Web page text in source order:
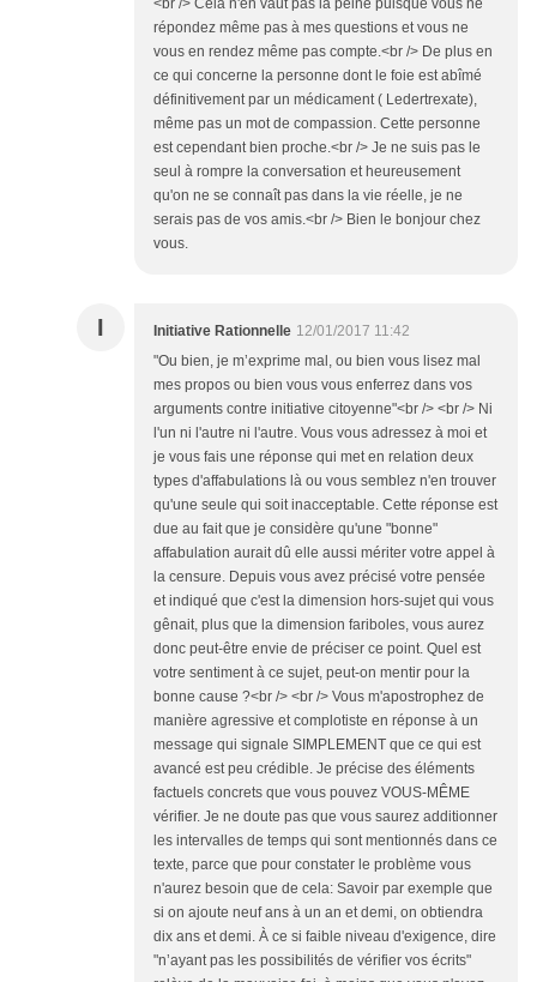
répondez même pas à mes questions et vous ne
vous en rendez même pas compte.<br /> De plus en
ce qui concerne la personne dont le foie est abîmé
définitivement par un médicament ( Ledertrexate),
même pas un mot de compassion. Cette personne
est cependant bien proche.<br /> Je ne suis pas le
seul à rompre la conversation et heureusement
qu'on ne se connaît pas dans la vie réelle, je ne
serais pas de vos amis.<br /> Bien le bonjour chez
vous.
I Initiative Rationnelle 12/01/2017 11:42
"Ou bien, je m’exprime mal, ou bien vous lisez mal
mes propos ou bien vous vous enferrez dans vos
arguments contre initiative citoyenne"<br /> <br /> Ni
l'un ni l'autre ni l'autre. Vous vous adressez à moi et
je vous fais une réponse qui met en relation deux
types d'affabulations là ou vous semblez n'en trouver
qu'une seule qui soit inacceptable. Cette réponse est
due au fait que je considère qu'une "bonne"
affabulation aurait dû elle aussi mériter votre appel à
la censure. Depuis vous avez précisé votre pensée
et indiqué que c'est la dimension hors-sujet qui vous
gênait, plus que la dimension fariboles, vous aurez
donc peut-être envie de préciser ce point. Quel est
votre sentiment à ce sujet, peut-on mentir pour la
bonne cause ?<br /> <br /> Vous m'apostrophez de
manière agressive et complotiste en réponse à un
message qui signale SIMPLEMENT que ce qui est
avancé est peu crédible. Je précise des éléments
factuels concrets que vous pouvez VOUS-MÊME
vérifier. Je ne doute pas que vous saurez additionner
les intervalles de temps qui sont mentionnés dans ce
texte, parce que pour constater le problème vous
n'aurez besoin que de cela: Savoir par exemple que
si on ajoute neuf ans à un an et demi, on obtiendra
dix ans et demi. À ce si faible niveau d'exigence, dire
"n’ayant pas les possibilités de vérifier vos écrits"